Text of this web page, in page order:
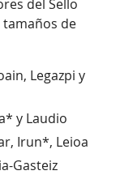
del Sello
tamaños de
Legazpi y
y Laudio
Irun*, Leioa
Gasteiz